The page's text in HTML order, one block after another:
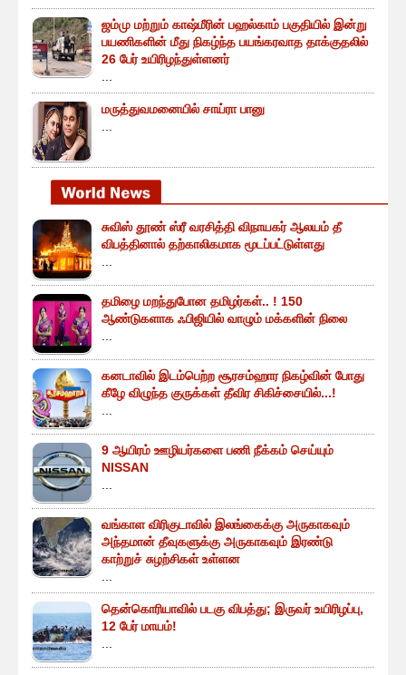
ஜம்மு மற்றும் காஷ்மீரின் பஹல்காம் பகுதியில் இன்று
பயணிகளின் மீது நிகழ்ந்த பயங்கரவாத தாக்குதலில்
26 பேர் உயிரிழந்துள்ளனர்
மருத்துவமனையில் சாய்ரா பானு
சுவிஸ் தூண் ஸ்ரீ வரசித்தி விநாயகர் ஆலயம் தீ
விபத்தினால் தற்காலிகமாக மூடப்பட்டுள்ளது
தமிழை மறந்துபோன தமிழர்கள்.. ! 150
ஆண்டுகளாக ஃபிஜியில் வாழும் மக்களின் நிலை
கனடாவில் இடம்பெற்ற சூரசம்ஹார நிகழ்வின் போது
கீழே விழுந்த குருக்கள் தீவிர சிகிச்சையில்...!
9 ஆயிரம் ஊழியர்களை பணி நீக்கம் செய்யும்
NISSAN
வங்காள விரிகுடாவில் இலங்கைக்கு அருகாகவும்
அந்தமான் தீவுகளுக்கு அருகாகவும் இரண்டு
காற்றுச் சுழற்சிகள் உள்ளன
தென்கொரியாவில் படகு விபத்து; இருவர் உயிரிழப்பு,
12 பேர் மாயம்!